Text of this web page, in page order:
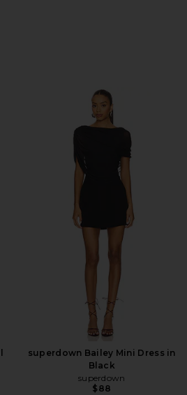
superdown Bailey Mini Dress in
Black
superdown
$88